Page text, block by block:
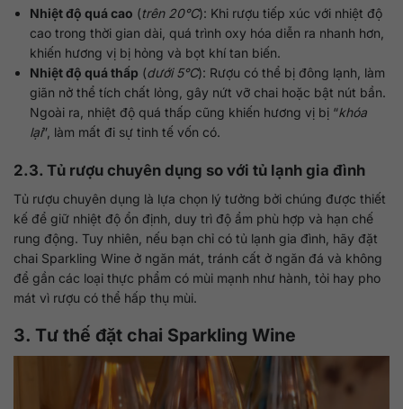
Nhiệt độ quá cao (trên 20°C): Khi rượu tiếp xúc với nhiệt độ
cao trong thời gian dài, quá trình oxy hóa diễn ra nhanh hơn,
khiến hương vị bị hỏng và bọt khí tan biến.
Nhiệt độ quá thấp (dưới 5°C): Rượu có thể bị đông lạnh, làm
giãn nở thể tích chất lỏng, gây nứt vỡ chai hoặc bật nút bần.
Ngoài ra, nhiệt độ quá thấp cũng khiến hương vị bị “khóa
lại”, làm mất đi sự tinh tế vốn có.
2.3. Tủ rượu chuyên dụng so với tủ lạnh gia đình
Tủ rượu chuyên dụng là lựa chọn lý tưởng bởi chúng được thiết
kế để giữ nhiệt độ ổn định, duy trì độ ẩm phù hợp và hạn chế
rung động. Tuy nhiên, nếu bạn chỉ có tủ lạnh gia đình, hãy đặt
chai Sparkling Wine ở ngăn mát, tránh cất ở ngăn đá và không
để gần các loại thực phẩm có mùi mạnh như hành, tỏi hay pho
mát vì rượu có thể hấp thụ mùi.
3. Tư thế đặt chai Sparkling Wine